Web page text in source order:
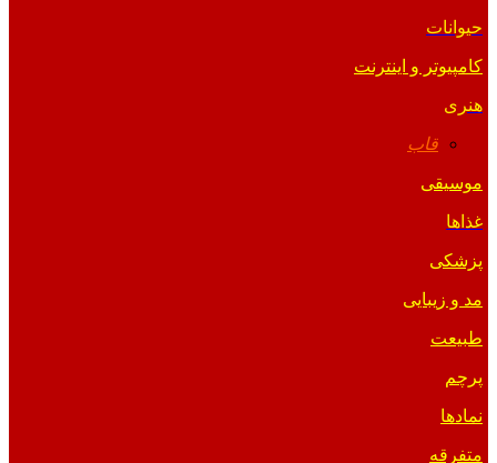
حیوانات
کامپیوتر و اینترنت
هنری
قاب
موسیقی
غذاها
پزشکی
مد و زیبایی
طبیعت
پرچم
نمادها
متفرقه